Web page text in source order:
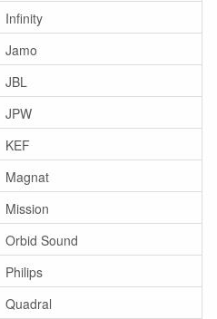
Infinity
Jamo
JBL
JPW
KEF
Magnat
Mission
Orbid Sound
Philips
Quadral